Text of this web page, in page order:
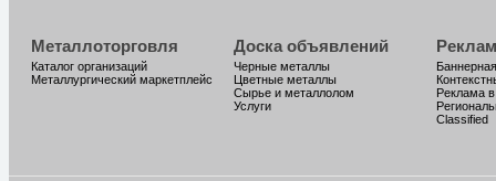
Металлоторговля
Каталог организаций
Металлургический маркетплейс
Доска объявлений
Черные металлы
Цветные металлы
Сырье и металлолом
Услуги
Реклама
Classified